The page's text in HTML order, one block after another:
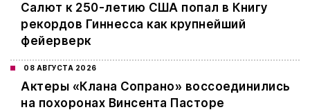
Салют к 250-летию США попал в Книгу
рекордов Гиннесса как крупнейший
фейерверк
08 АВГУСТА 2026
Актеры «Клана Сопрано» воссоединились
на похоронах Винсента Пасторе